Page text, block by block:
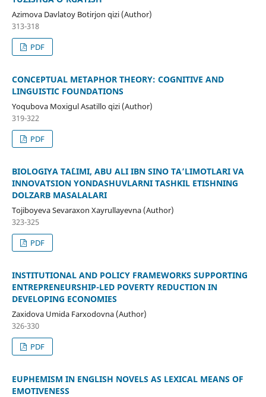
Azimova Davlatoy Botirjon qizi (Author)
313-318
PDF
CONCEPTUAL METAPHOR THEORY: COGNITIVE AND
LINGUISTIC FOUNDATIONS
Yoqubova Moxigul Asatillo qizi (Author)
319-322
PDF
BIOLOGIYA TA`LIMI, ABU ALI IBN SINO TA’LIMOTLARI VA
INNOVATSION YONDASHUVLARNI TASHKIL ETISHNING
DOLZARB MASALALARI
Tojiboyeva Sevaraxon Xayrullayevna (Author)
323-325
PDF
INSTITUTIONAL AND POLICY FRAMEWORKS SUPPORTING
ENTREPRENEURSHIP-LED POVERTY REDUCTION IN
DEVELOPING ECONOMIES
Zaxidova Umida Farxodovna (Author)
326-330
PDF
EUPHEMISM IN ENGLISH NOVELS AS LEXICAL MEANS OF
EMOTIVENESS